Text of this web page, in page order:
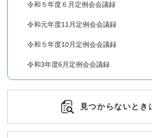
令和５年度６月定例会会議録
令和元年度11月定例会会議録
令和５年度10月定例会会議録
令和3年度6月定例会会議録
見つからないとき